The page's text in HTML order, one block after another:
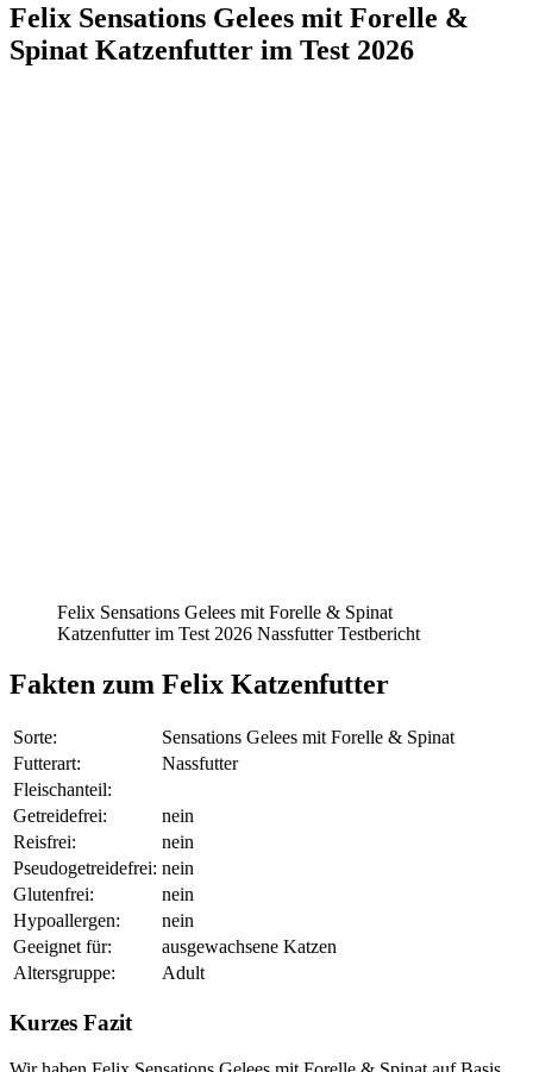
Felix Sensations Gelees mit Forelle &
Spinat Katzenfutter im Test 2026
Felix Sensations Gelees mit Forelle & Spinat
Katzenfutter im Test 2026 Nassfutter Testbericht
Fakten zum Felix Katzenfutter
Sorte:
Sensations Gelees mit Forelle & Spinat
Futterart:
Nassfutter
Fleischanteil:
Getreidefrei:
nein
Reisfrei:
nein
Pseudogetreidefrei: nein
Glutenfrei:
nein
Hypoallergen:
nein
Geeignet für:
ausgewachsene Katzen
Altersgruppe:
Adult
Kurzes Fazit